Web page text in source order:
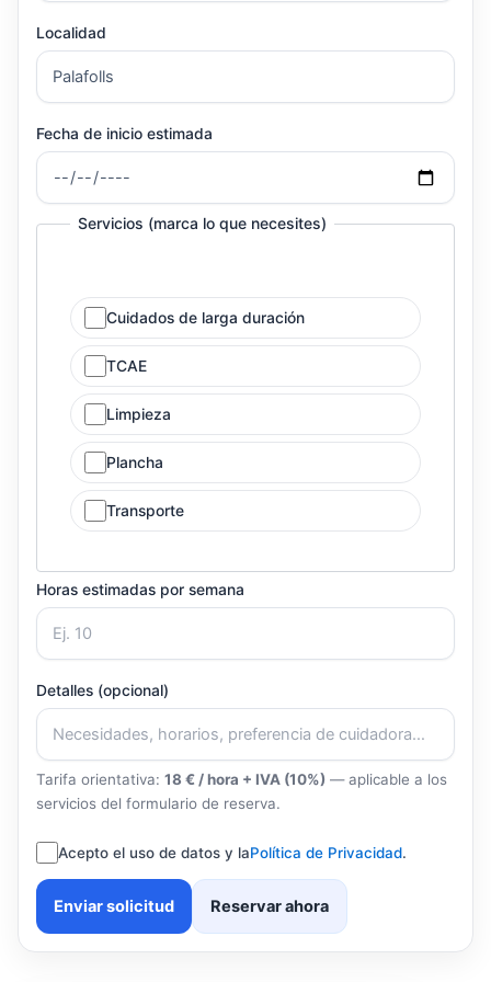
Localidad
Fecha de inicio estimada
Servicios (marca lo que necesites)
Cuidados de larga duración
TCAE
Limpieza
Plancha
Transporte
Horas estimadas por semana
Detalles (opcional)
Tarifa orientativa: 18 € / hora + IVA (10%) — aplicable a los
servicios del formulario de reserva.
Acepto el uso de datos y laPolítica de Privacidad.
Enviar solicitud Reservar ahora